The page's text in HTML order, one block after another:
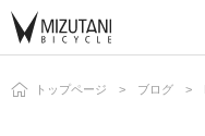
トップページ ブログ